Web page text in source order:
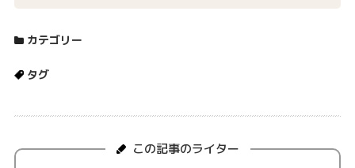
カテゴリー
タグ
この記事のライター